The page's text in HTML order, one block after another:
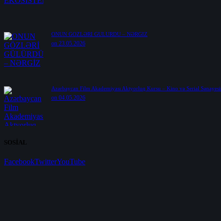
ONUN GÖZLƏRİ GÜLÜRDÜ – NƏRGİZ
on 23.05.2026
Azərbaycan Film Akademiyası Aktyorluq Kursu – Kino və Serial
on 04.05.2026
SOSİAL
FacebookTwitterYouTube